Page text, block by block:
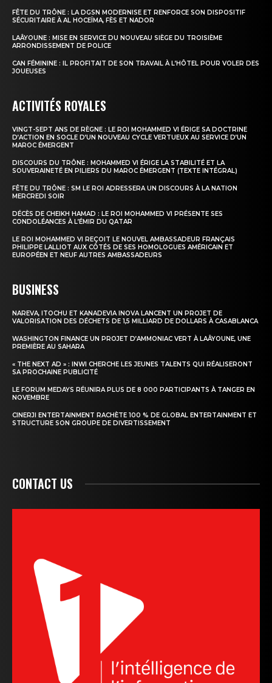
FÊTE DU TRÔNE : LA DGSN MODERNISE ET RENFORCE SON DISPOSITIF
SÉCURITAIRE À AL HOCEÏMA, FÈS ET NADOR
LAÂYOUNE : MISE EN SERVICE DU NOUVEAU SIÈGE DU TROISIÈME
ARRONDISSEMENT DE POLICE
CAN FÉMININE : IL PROFITAIT DE SON TRAVAIL À L’HÔTEL POUR VOLER DES
JOUEUSES
ACTIVITÉS ROYALES
VINGT-SEPT ANS DE RÈGNE : LE ROI MOHAMMED VI ÉRIGE SA DOCTRINE
D’ACTION EN SOCLE D’UN NOUVEAU CYCLE VERTUEUX AU SERVICE D’UN
MAROC ÉMERGENT
DISCOURS DU TRÔNE : MOHAMMED VI ÉRIGE LA STABILITÉ ET LA
SOUVERAINETÉ EN PILIERS DU MAROC ÉMERGENT (TEXTE INTÉGRAL)
FÊTE DU TRÔNE : SM LE ROI ADRESSERA UN DISCOURS À LA NATION
MERCREDI SOIR
DÉCÈS DE CHEIKH HAMAD : LE ROI MOHAMMED VI PRÉSENTE SES
CONDOLÉANCES À L’ÉMIR DU QATAR
LE ROI MOHAMMED VI REÇOIT LE NOUVEL AMBASSADEUR FRANÇAIS
PHILIPPE LALLIOT AUX CÔTÉS DE SES HOMOLOGUES AMÉRICAIN ET
EUROPÉEN ET NEUF AUTRES AMBASSADEURS
BUSINESS
NAREVA, ITOCHU ET KANADEVIA INOVA LANCENT UN PROJET DE
VALORISATION DES DÉCHETS DE 1,5 MILLIARD DE DOLLARS À CASABLANCA
WASHINGTON FINANCE UN PROJET D’AMMONIAC VERT À LAÂYOUNE, UNE
PREMIÈRE AU SAHARA
« THE NEXT AD » : INWI CHERCHE LES JEUNES TALENTS QUI RÉALISERONT
SA PROCHAINE PUBLICITÉ
LE FORUM MEDAYS RÉUNIRA PLUS DE 8 000 PARTICIPANTS À TANGER EN
NOVEMBRE
CINERJI ENTERTAINMENT RACHÈTE 100 % DE GLOBAL ENTERTAINMENT ET
STRUCTURE SON GROUPE DE DIVERTISSEMENT
CONTACT US